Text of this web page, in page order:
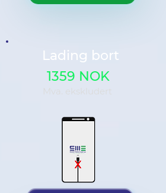
Lading bort
1359 NOK